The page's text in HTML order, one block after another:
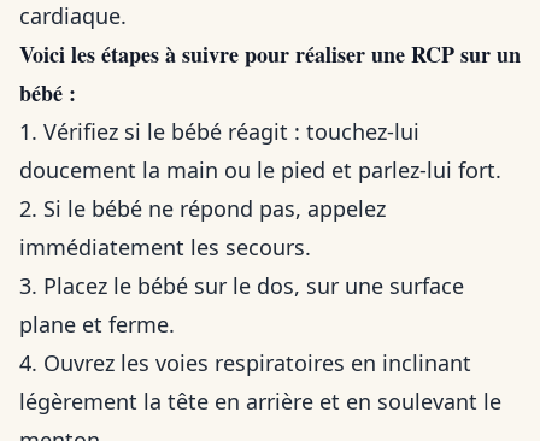
cardiaque.
Voici les étapes à suivre pour réaliser une RCP sur un
bébé :
1. Vérifiez si le bébé réagit : touchez-lui
doucement la main ou le pied et parlez-lui fort.
2. Si le bébé ne répond pas, appelez
immédiatement les secours.
3. Placez le bébé sur le dos, sur une surface
plane et ferme.
4. Ouvrez les voies respiratoires en inclinant
légèrement la tête en arrière et en soulevant le